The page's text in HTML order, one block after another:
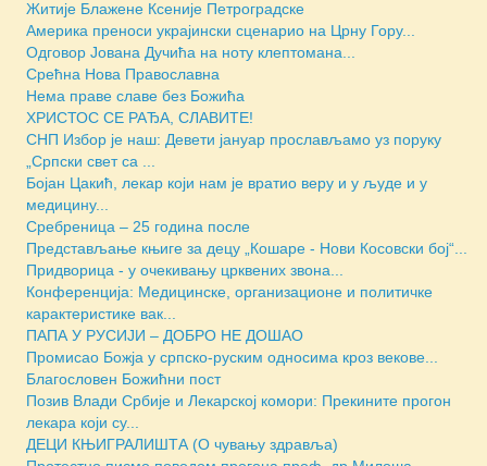
Житије Блажене Ксеније Петроградске
Америка преноси украјински сценарио на Црну Гору...
Одговор Јована Дучића на ноту клептомана...
Срећна Нова Православна
Нема праве славе без Божића
ХРИСТОС СЕ РАЂА, СЛАВИТЕ!
СНП Избор је наш: Девети јануар прослављамо уз поруку
„Српски свет са ...
Бојан Цакић, лекар који нам је вратио веру и у људе и у
медицину...
Сребреница – 25 година после
Представљање књиге за децу „Кошаре - Нови Косовски бој“...
Придворица - у очекивању црквених звона...
Конференција: Медицинске, организационе и политичке
карактеристике вак...
ПАПА У РУСИЈИ – ДОБРО НЕ ДОШАО
Промисао Божја у српско-руским односима кроз векове...
Благословен Божићни пост
Позив Влади Србије и Лекарској комори: Прекините прогон
лекара који су...
ДЕЦИ КЊИГРАЛИШТА (О чувању здравља)